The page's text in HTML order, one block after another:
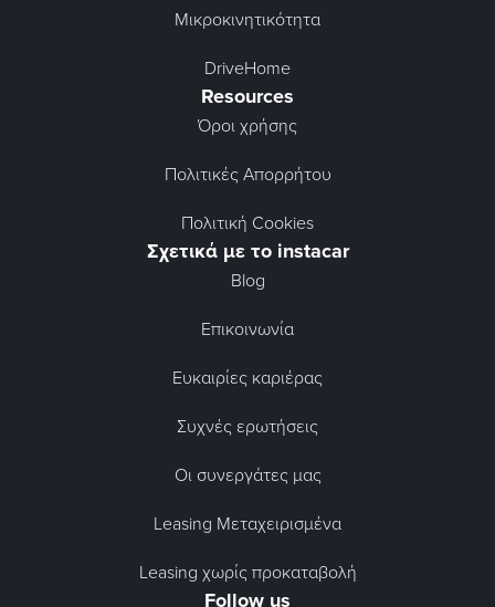
Μικροκινητικότητα
DriveHome
Resources
Όροι χρήσης
Πολιτικές Απορρήτου
Πολιτική Cookies
Σχετικά με το instacar
Blog
Επικοινωνία
Ευκαιρίες καριέρας
Συχνές ερωτήσεις
Οι συνεργάτες μας
Leasing Μεταχειρισμένα
Leasing χωρίς προκαταβολή
Follow us